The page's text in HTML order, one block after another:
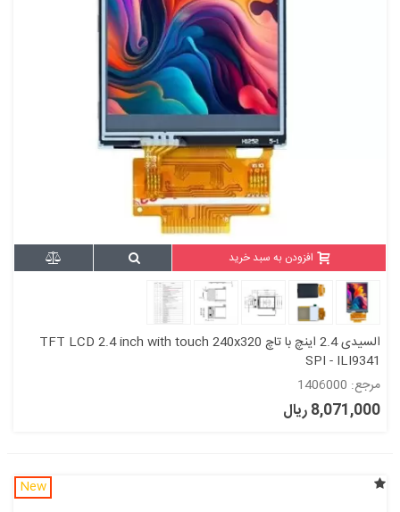
افزودن به سبد خرید
السیدی 2.4 اینچ با تاچ TFT LCD 2.4 inch with touch 240x320
SPI - ILI9341
مرجع: 1406000
8,071,000 ریال
New